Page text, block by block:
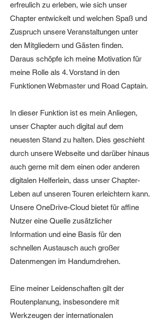
erfreulich zu erleben, wie sich unser
Chapter entwickelt und welchen Spaß und
Zuspruch unsere Veranstaltungen unter
den Mitgliedern und Gästen finden.
Daraus schöpfe ich meine Motivation für
meine Rolle als 4. Vorstand in den
Funktionen Webmaster und Road Captain.
In dieser Funktion ist es mein Anliegen,
unser Chapter auch digital auf dem
neuesten Stand zu halten. Dies geschieht
durch unsere Webseite und darüber hinaus
auch gerne mit dem einen oder anderen
digitalen Helferlein, dass unser Chapter-
Leben auf unseren Touren erleichtern kann.
Unsere OneDrive-Cloud bietet für affine
Nutzer eine Quelle zusätzlicher
Information und eine Basis für den
schnellen Austausch auch großer
Datenmengen im Handumdrehen.
Eine meiner Leidenschaften gilt der
Routenplanung, insbesondere mit
Werkzeugen der internationalen